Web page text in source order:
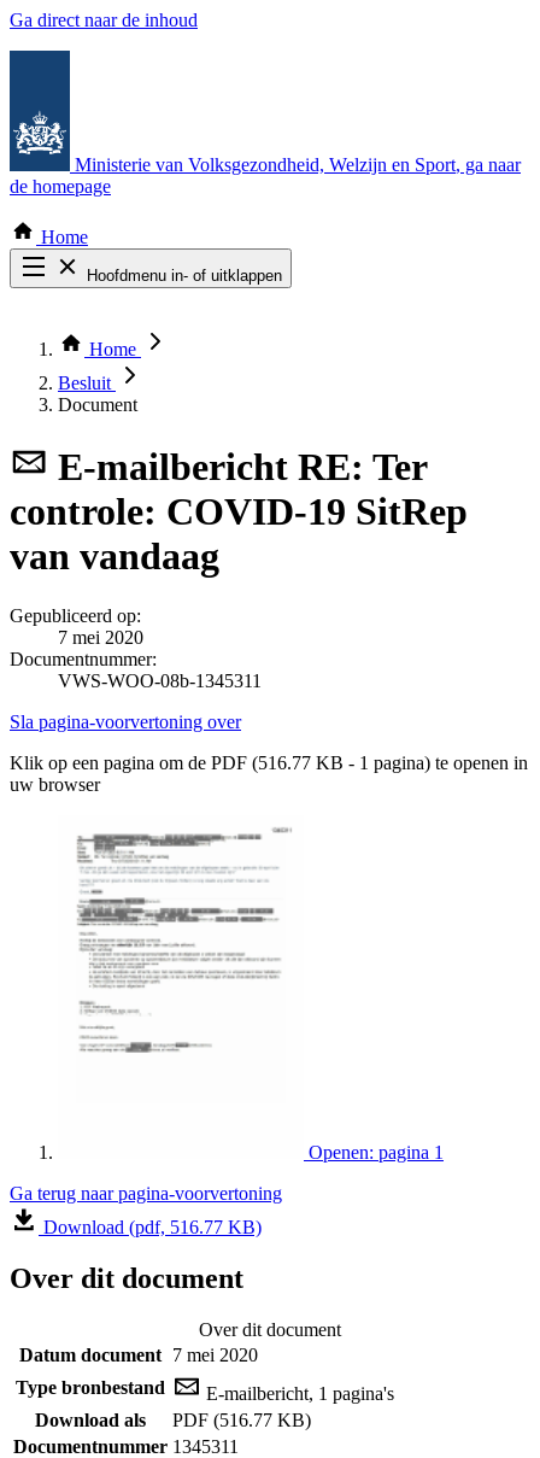
Ga direct naar de inhoud
Ministerie van Volksgezondheid, Welzijn en Sport, ga naar
de homepage
Home
Hoofdmenu in- of uitklappen
Thema COVID-19
Bekijk per bestuursorgaan
Home
Besluit
Document
E-mailbericht RE: Ter
controle: COVID-19 SitRep
van vandaag
Gepubliceerd op:
7 mei 2020
Documentnummer:
VWS-WOO-08b-1345311
Sla pagina-voorvertoning over
Klik op een pagina om de PDF (516.77 KB - 1 pagina) te openen in
uw browser
Openen: pagina 1
Ga terug naar pagina-voorvertoning
Download (pdf, 516.77 KB)
Over dit document
Over dit document
Datum document 7 mei 2020
Type bronbestand
E-mailbericht, 1 pagina's
Download als
PDF (516.77 KB)
Documentnummer 1345311